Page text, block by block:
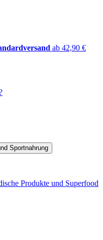
ab 42,90 €
Produkte und Superfood